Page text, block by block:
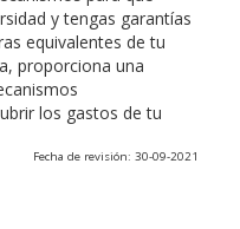
y tengas garantías
equivalentes de tu
proporciona una
los gastos de tu
Fecha de revisión: 30-09-2021